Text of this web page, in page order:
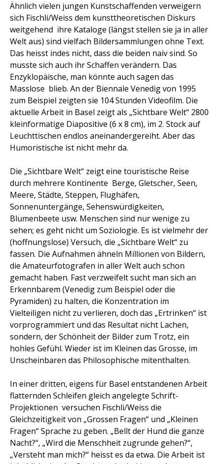
Ähnlich vielen jungen Kunstschaffenden verweigern
sich Fischli/Weiss dem kunsttheoretischen Diskurs
weitgehend  ihre Kataloge (längst stellen sie ja in aller
Welt aus) sind vielfach Bildersammlungen ohne Text.
Das heisst indes nicht, dass die beiden naiv sind. So
musste sich auch ihr Schaffen verändern. Das
Enzyklopäische, man könnte auch sagen das
Masslose  blieb. An der Biennale Venedig von 1995
zum Beispiel zeigten sie 104 Stunden Videofilm. Die
aktuelle Arbeit in Basel zeigt als „Sichtbare Welt“ 2800
kleinformatige Diapositive (6 x 8 cm), im 2. Stock auf
Leuchttischen endlos aneinandergereiht. Aber das
Humoristische ist nicht mehr da.
Die „Sichtbare Welt“ zeigt eine touristische Reise
durch mehrere Kontinente  Berge, Gletscher, Seen,
Meere, Städte, Steppen, Flughäfen,
Sonnenuntergänge, Sehenswürdigkeiten,
Blumenbeete usw. Menschen sind nur wenige zu
sehen; es geht nicht um Soziologie. Es ist vielmehr der
(hoffnungslose) Versuch, die „Sichtbare Welt“ zu
fassen. Die Aufnahmen ähneln Millionen von Bildern,
die Amateurfotografen in aller Welt auch schon
gemacht haben. Fast verzweifelt sucht man sich an
Erkennbarem (Venedig zum Beispiel oder die
Pyramiden) zu halten, die Konzentration im
Vielteiligen nicht zu verlieren, doch das „Ertrinken“ ist
vorprogrammiert und das Resultat nicht Lachen,
sondern, der Schönheit der Bilder zum Trotz, ein
hohles Gefühl. Wieder ist im Kleinen das Grosse, im
Unscheinbaren das Philosophische mitenthalten.
In einer dritten, eigens für Basel entstandenen Arbeit 
flatternden Schleifen gleich angelegte Schrift-
Projektionen  versuchen Fischli/Weiss die
Gleichzeitigkeit von „Grossen Fragen“ und „Kleinen
Fragen“ Sprache zu geben. „Bellt der Hund die ganze
Nacht?“, „Wird die Menschheit zugrunde gehen?“,
„Versteht man mich?“ heisst es da etwa. Die Arbeit ist